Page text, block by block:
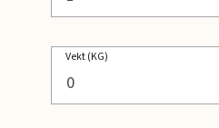
Vekt (KG)